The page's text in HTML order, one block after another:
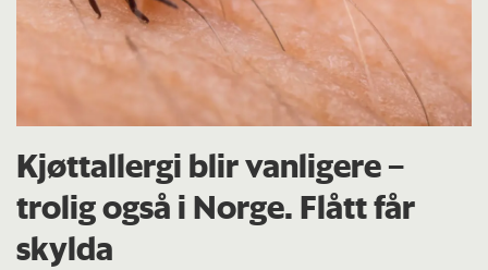
Kjøttallergi blir vanligere –
trolig også i Norge. Flått får
skylda